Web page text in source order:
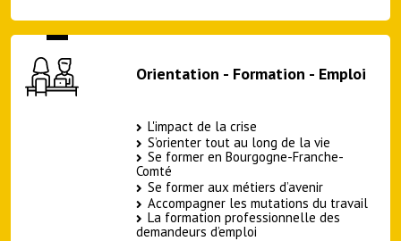
Orientation - Formation - Emploi
L'impact de la crise
S’orienter tout au long de la vie
Se former en Bourgogne-Franche-
Comté
Se former aux métiers d’avenir
Accompagner les mutations du travail
La formation professionnelle des
demandeurs d’emploi